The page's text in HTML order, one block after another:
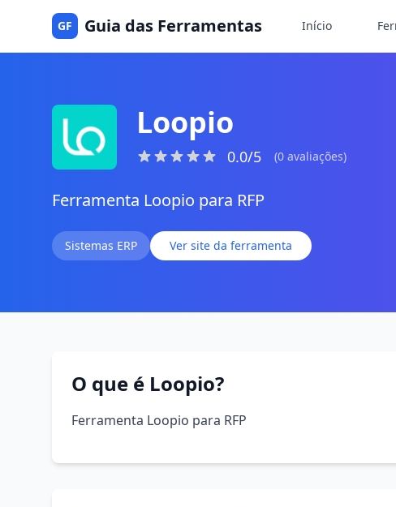
GF Guia das Ferramentas Início
Loopio
0.0/5 (0 avaliações)
Ferramenta Loopio para RFP
Sistemas ERP Ver site da ferramenta
O que é Loopio?
Ferramenta Loopio para RFP